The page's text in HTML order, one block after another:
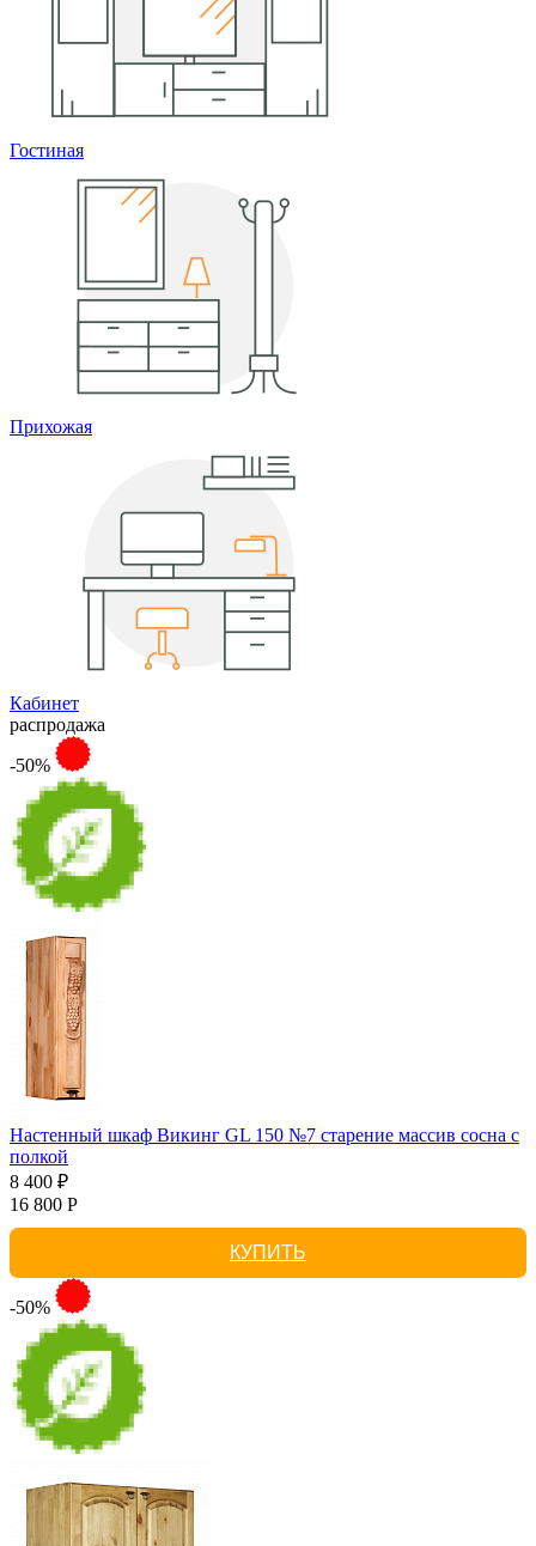
Гостиная
Прихожая
Кабинет
распродажа
-50%
Настенный шкаф Викинг GL 150 №7 старение массив сосна с
полкой
8 400 ₽
16 800 Р
КУПИТЬ
-50%